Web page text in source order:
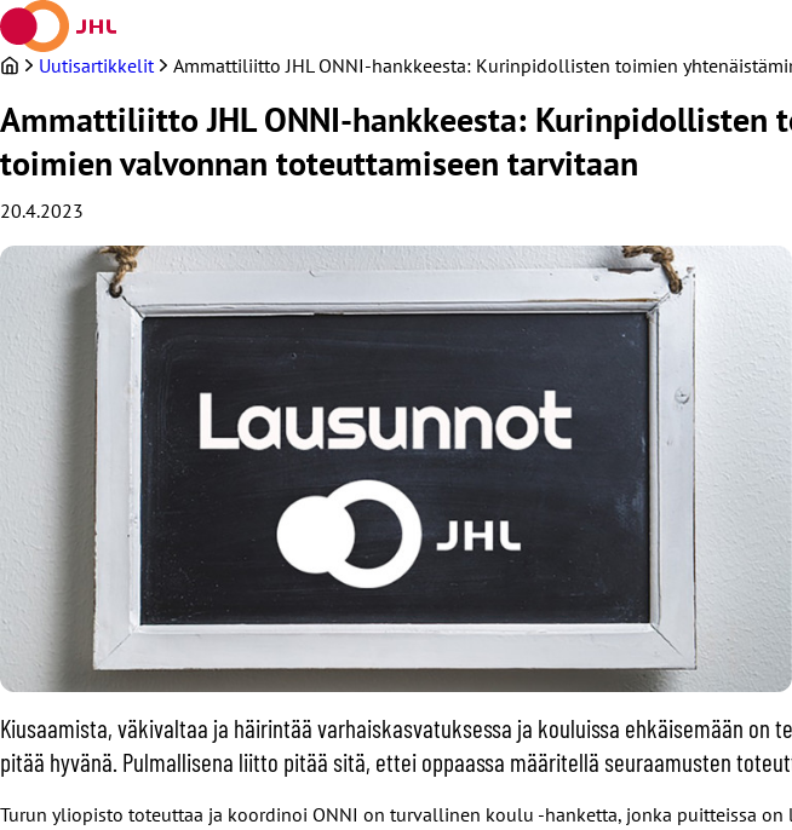
Siirry
sisältöön
Uutisartikkelit Ammattiliitto JHL ONNI-hankkeesta: Kurinpidollisten toimien
Ammattiliitto JHL ONNI-hankkeesta:
toimien valvonnan toteuttamiseen tarvitaan
20.4.2023
Kiusaamista, väkivaltaa ja häirintää varhaiskasvatuksessa ja kouluissa ehkäisemään
pitää hyvänä. Pulmallisena liitto pitää sitä, ettei oppaassa määritellä seuraamusten
Turun yliopisto toteuttaa ja koordinoi ONNI on turvallinen koulu -hanketta, jonka puitteissa